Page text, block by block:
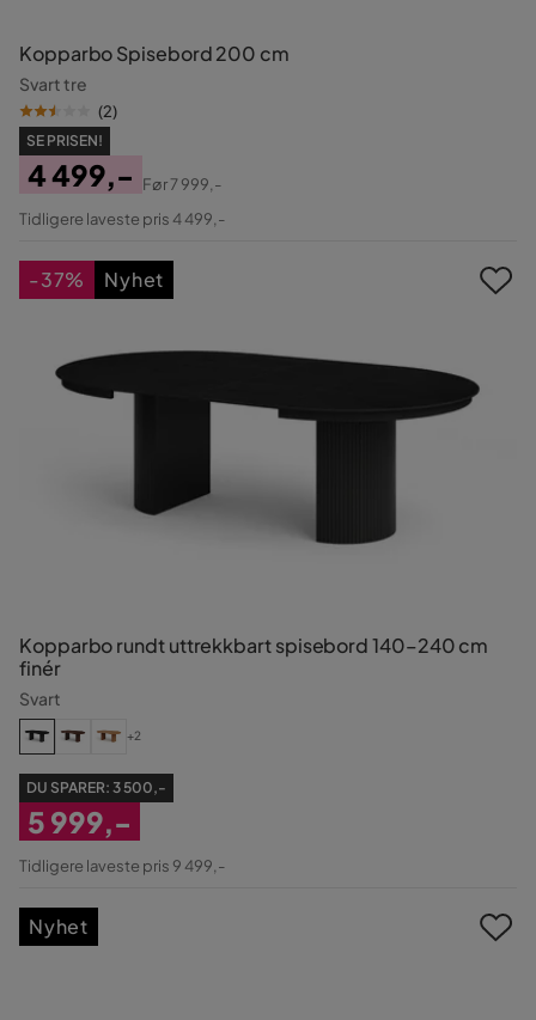
Kopparbo Spisebord 200 cm
Svart tre
(2)
SE PRISEN!
Pris
4 499,-
Original
Før7 999,-
Tidligere laveste pris 4 499,-
Kopparbo rundt uttrekkbart spisebord 140–240 cm
finér
Svart
+2
DU SPARER: 3 500,-
Nedsatt
5 999,-
Tidligere laveste pris 9 499,-
-37% Nyhet
Nyhet